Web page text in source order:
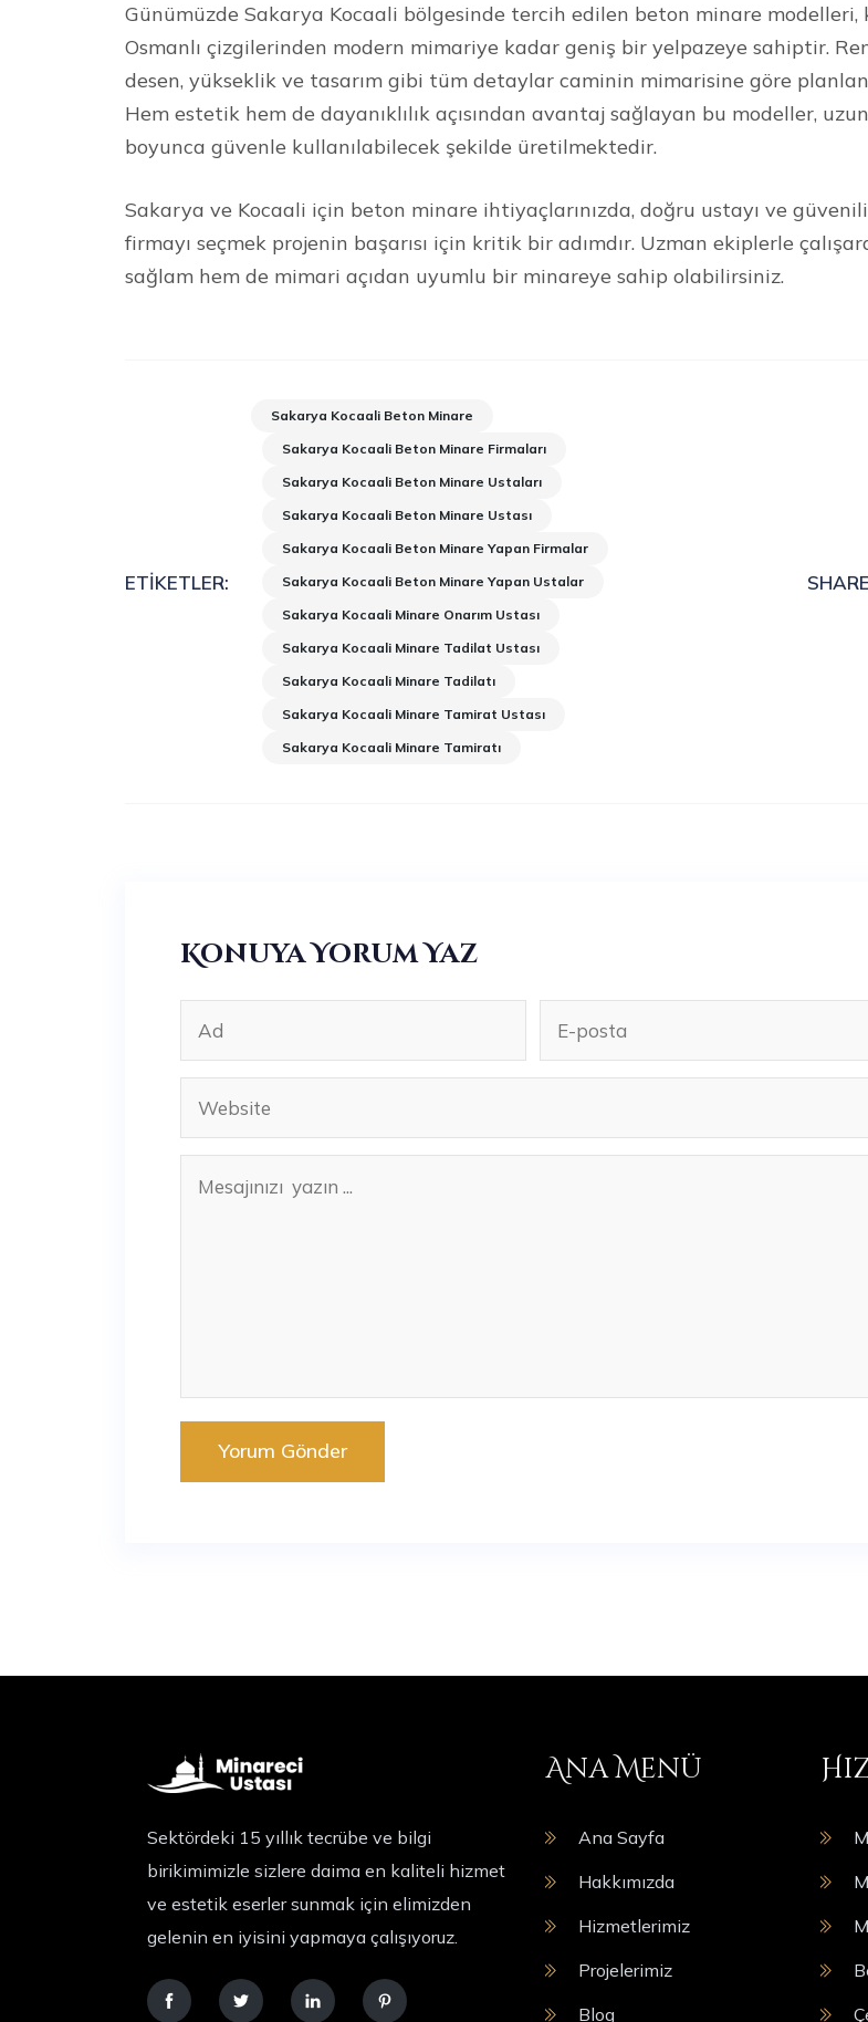
Günümüzde Sakarya Kocaali bölgesinde tercih edilen beton minare modelleri,
Osmanlı çizgilerinden modern mimariye kadar geniş bir yelpazeye sahiptir.
desen, yükseklik ve tasarım gibi tüm detaylar caminin mimarisine göre
Hem estetik hem de dayanıklılık açısından avantaj sağlayan bu modeller,
boyunca güvenle kullanılabilecek şekilde üretilmektedir.
Sakarya ve Kocaali için beton minare ihtiyaçlarınızda, doğru ustayı ve
firmayı seçmek projenin başarısı için kritik bir adımdır. Uzman ekiplerle
sağlam hem de mimari açıdan uyumlu bir minareye sahip olabilirsiniz.
ETIKETLER:
Sakarya Kocaali Beton Minare
Sakarya Kocaali Beton Minare Firmaları
Sakarya Kocaali Beton Minare Ustaları
Sakarya Kocaali Beton Minare Ustası
Sakarya Kocaali Beton Minare Yapan Firmalar
Sakarya Kocaali Beton Minare Yapan Ustalar
Sakarya Kocaali Minare Onarım Ustası
Sakarya Kocaali Minare Tadilat Ustası
Sakarya Kocaali Minare Tadilatı
Sakarya Kocaali Minare Tamirat Ustası
Sakarya Kocaali Minare Tamiratı
Konuya Yorum Yaz
Sektördeki 15 yıllık tecrübe ve bilgi
birikimimizle sizlere daima en kaliteli hizmet
ve estetik eserler sunmak için elimizden
gelenin en iyisini yapmaya çalışıyoruz.
Ana Menü
Ana Sayfa
Hakkımızda
Hizmetlerimiz
Projelerimiz
Blog